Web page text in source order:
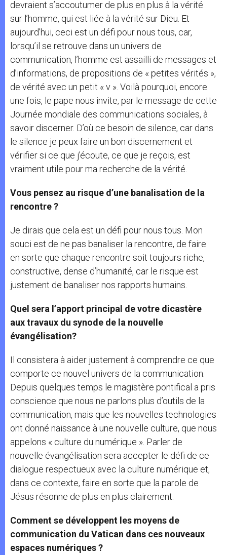
devraient s’accoutumer de plus en plus à la vérité
sur l’homme, qui est liée à la vérité sur Dieu. Et
aujourd’hui, ceci est un défi pour nous tous, car,
lorsqu’il se retrouve dans un univers de
communication, l’homme est assailli de messages et
d’informations, de propositions de « petites vérités »,
de vérité avec un petit « v ». Voilà pourquoi, encore
une fois, le pape nous invite, par le message de cette
Journée mondiale des communications sociales, à
savoir discerner. D’où ce besoin de silence, car dans
le silence je peux faire un bon discernement et
vérifier si ce que j’écoute, ce que je reçois, est
vraiment utile pour ma recherche de la vérité.
Vous pensez au risque d’une banalisation de la
rencontre ?
Je dirais que cela est un défi pour nous tous. Mon
souci est de ne pas banaliser la rencontre, de faire
en sorte que chaque rencontre soit toujours riche,
constructive, dense d’humanité, car le risque est
justement de banaliser nos rapports humains.
Quel sera l’apport principal de votre dicastère
aux travaux du synode de la nouvelle
évangélisation?
Il consistera à aider justement à comprendre ce que
comporte ce nouvel univers de la communication.
Depuis quelques temps le magistère pontifical a pris
conscience que nous ne parlons plus d’outils de la
communication, mais que les nouvelles technologies
ont donné naissance à une nouvelle culture, que nous
appelons « culture du numérique ». Parler de
nouvelle évangélisation sera accepter le défi de ce
dialogue respectueux avec la culture numérique et,
dans ce contexte, faire en sorte que la parole de
Jésus résonne de plus en plus clairement.
Comment se développent les moyens de
communication du Vatican dans ces nouveaux
espaces numériques ?